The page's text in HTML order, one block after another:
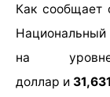
Как сообщает
Национальный
на
доллар и